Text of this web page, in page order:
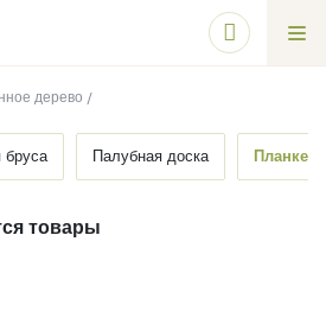
дерево
бруса Палубная доска Планкен
товары